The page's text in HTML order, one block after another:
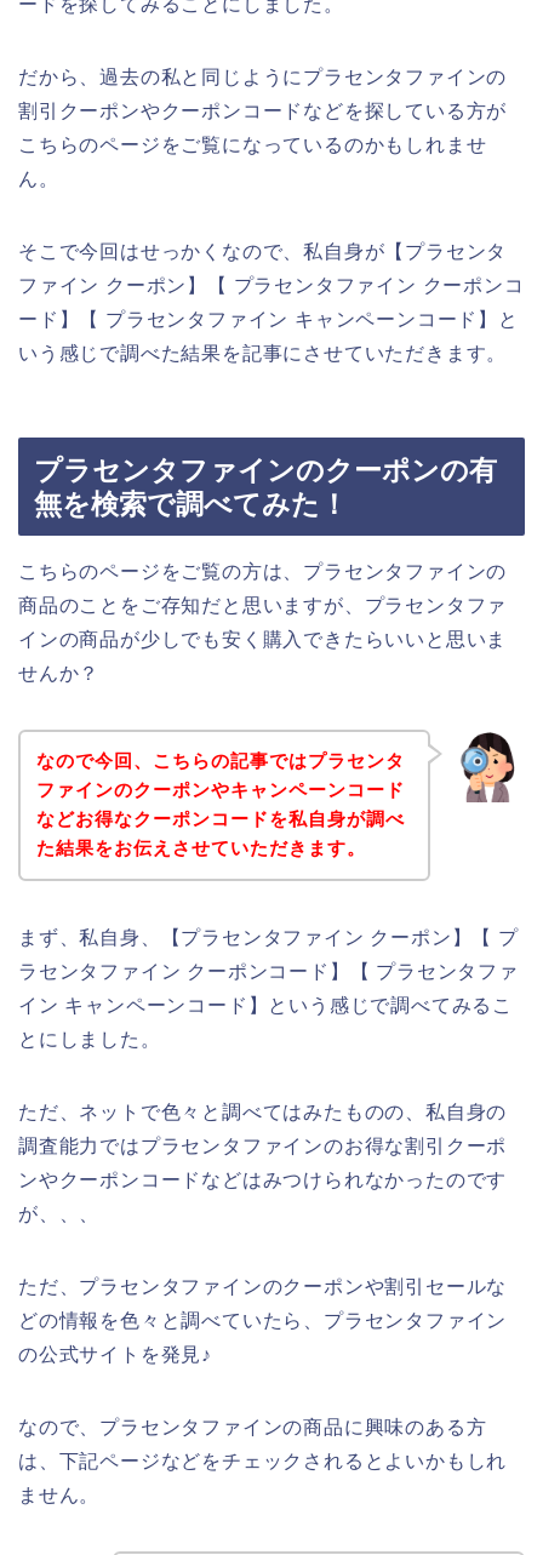
ードを探してみることにしました。
だから、過去の私と同じようにプラセンタファインの
割引クーポンやクーポンコードなどを探している方が
こちらのページをご覧になっているのかもしれませ
ん。
そこで今回はせっかくなので、私自身が【プラセンタ
ファイン クーポン】【 プラセンタファイン クーポンコ
ード】【 プラセンタファイン キャンペーンコード】と
いう感じで調べた結果を記事にさせていただきます。
プラセンタファインのクーポンの有
無を検索で調べてみた！
こちらのページをご覧の方は、プラセンタファインの
商品のことをご存知だと思いますが、プラセンタファ
インの商品が少しでも安く購入できたらいいと思いま
せんか？
なので今回、こちらの記事ではプラセンタ
ファインのクーポンやキャンペーンコード
などお得なクーポンコードを私自身が調べ
た結果をお伝えさせていただきます。
まず、私自身、【プラセンタファイン クーポン】【 プ
ラセンタファイン クーポンコード】【 プラセンタファ
イン キャンペーンコード】という感じで調べてみるこ
とにしました。
ただ、ネットで色々と調べてはみたものの、私自身の
調査能力ではプラセンタファインのお得な割引クーポ
ンやクーポンコードなどはみつけられなかったのです
が、、、
ただ、プラセンタファインのクーポンや割引セールな
どの情報を色々と調べていたら、プラセンタファイン
の公式サイトを発見♪
なので、プラセンタファインの商品に興味のある方
は、下記ページなどをチェックされるとよいかもしれ
ません。